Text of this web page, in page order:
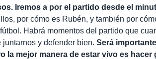
Iremos a por el partido desde el
por cómo es Rubén, y también por
Habrá momentos del partido que
juntarnos y defender bien.Será
la mejor manera de estar vivo es hacer